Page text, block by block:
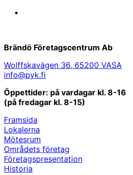
Brändö Företagscentrum Ab
Wolffskavägen 36, 65200 VASA
info@pyk.fi
Öppettider: på vardagar kl. 8-16
(på fredagar kl. 8-15)
Framsida
Lokalerna
Mötesrum
Områdets företag
Företagspresentation
Historia